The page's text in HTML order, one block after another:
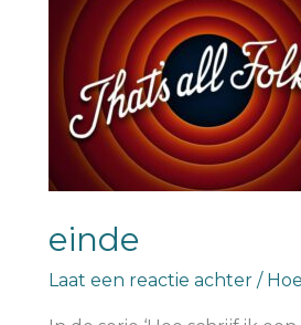
einde
Laat een reactie achter /